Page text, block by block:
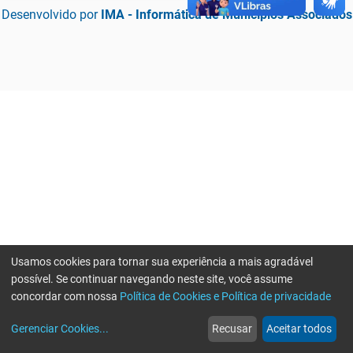
Desenvolvido por IMA - Informática de Municípios Associados
web
Notícias
more_horiz
Mais
Usamos cookies para tornar sua experiência a mais agradável
possível. Se continuar navegando neste site, você assume
concordar com nossa Política de Cookies e Política de privacidade
Gerenciar Cookies... Recusar Aceitar todos
Erro ao enviar informações, por favor tente novamente